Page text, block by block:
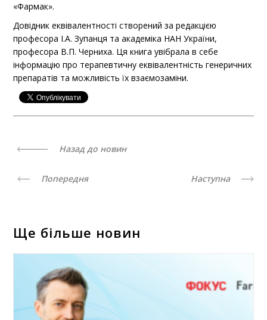
«Фармак».
Довідник еквівалентності створений за редакцією
професора І.А. Зупанця та академіка НАН України,
професора В.П. Черниха. Ця книга увібрала в себе
інформацію про терапевтичну еквівалентність генеричних
препаратів та можливість їх взаємозаміни.
Назад до новин
Попередня Наступна
Ще більше новин